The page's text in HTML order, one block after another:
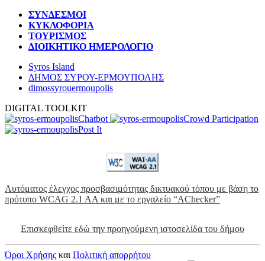
ΣΥΝΔΕΣΜΟΙ
ΚΥΚΛΟΦΟΡΙΑ
ΤΟΥΡΙΣΜΟΣ
ΔΙΟΙΚΗΤΙΚΟ ΗΜΕΡΟΛΟΓΙΟ
Syros Island
ΔΗΜΟΣ ΣΥΡΟΥ-ΕΡΜΟΥΠΟΛΗΣ
dimossyrouermoupolis
DIGITAL TOOLKIT
Chatbot
Crowd Participation
Post It
Αυτόματος έλεγχος προσβασιμότητας δικτυακού τόπου με βάση το
πρότυπο WCAG 2.1 AA και με το εργαλείο “AChecker”
Επισκεφθείτε εδώ την προηγούμενη ιστοσελίδα του δήμου
Όροι Χρήσης και Πολιτική απορρήτου